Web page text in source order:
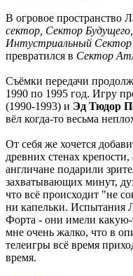
В огровое пространство
сектор, Сектор
Интустриальный Сектор
превратился в Сектор
Съёмки передачи
1990 по 1995 год. Игру
(1990-1993) и Эд Тюдор
вёл когда-то весьма
От себя же хочется
древних стенах
англичане подарили
захватывающих минут,
что всё происходит "не
ни капельки. Испытания
Форта - они имели
мне очень жалко, что в
телеигры всё время
время.